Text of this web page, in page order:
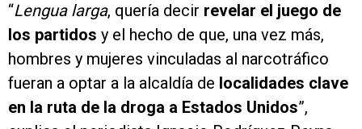
“Lengua larga, quería decir revelar el juego de
los partidos y el hecho de que, una vez más,
hombres y mujeres vinculadas al narcotráfico
fueran a optar a la alcaldía de localidades clave
en la ruta de la droga a Estados Unidos”,